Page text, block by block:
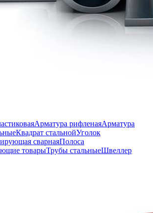
Арматура рифленаяАрматура
Квадрат стальнойУголок
сварнаяПолоса
товарыТрубы стальныеШвеллер